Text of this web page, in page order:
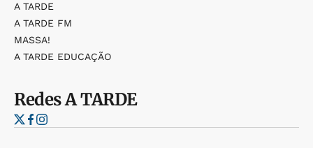
A TARDE
A TARDE FM
MASSA!
A TARDE EDUCAÇÃO
RedesA TARDE